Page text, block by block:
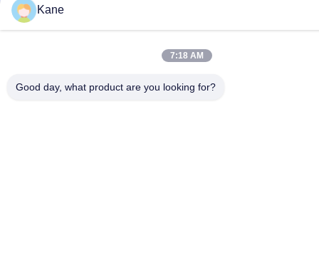
Kane
7:18 AM
Good day, what product are you looking for?